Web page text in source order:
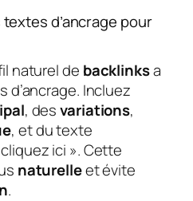
d’ancrage pour
naturel de backlinksa
d’ancrage. Incluez
, desvariations,
, et du texte
ici ». Cette
naturelleet évite
.